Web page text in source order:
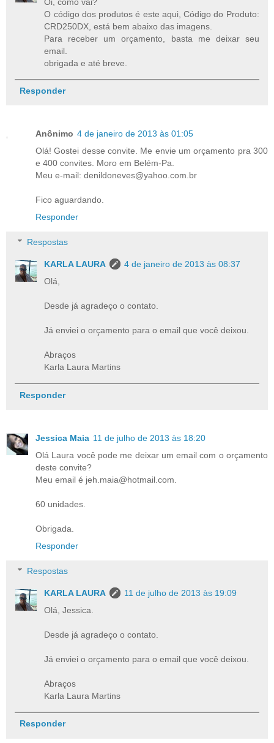
O código dos produtos é este aqui, Código do Produto:
CRD250DX, está bem abaixo das imagens.
Para receber um orçamento, basta me deixar seu
email.
obrigada e até breve.
Responder
Anônimo 4 de janeiro de 2013 às 01:05
Olá! Gostei desse convite. Me envie um orçamento pra 300
e 400 convites. Moro em Belém-Pa.
Meu e-mail: denildoneves@yahoo.com.br
Fico aguardando.
Responder
Respostas
KARLA LAURA
4 de janeiro de 2013 às 08:37
Olá,
Desde já agradeço o contato.
Já enviei o orçamento para o email que você deixou.
Abraços
Karla Laura Martins
Responder
Jessica Maia 11 de julho de 2013 às 18:20
Olá Laura você pode me deixar um email com o orçamento
deste convite?
Meu email é jeh.maia@hotmail.com.
60 unidades.
Obrigada.
Responder
Respostas
KARLA LAURA
11 de julho de 2013 às 19:09
Olá, Jessica.
Desde já agradeço o contato.
Já enviei o orçamento para o email que você deixou.
Abraços
Karla Laura Martins
Responder